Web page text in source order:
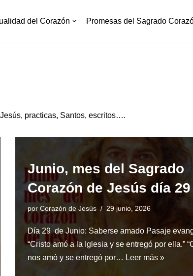
del Corazón Promesas del Sagrado
practicas, Santos, escritos….
Junio, mes del Sagrado
Corazón de Jesús día 29
por Corazón de Jesús 29 junio, 2026
Día 29 de Junio: Saberse amado Pasaje
“Cristo amó a la Iglesia y se entregó por ella.”
nos amó y se entregó por… Leer más »